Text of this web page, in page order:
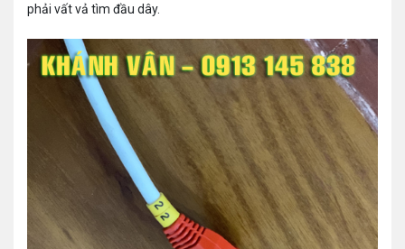
phải vất vả tìm đầu dây.